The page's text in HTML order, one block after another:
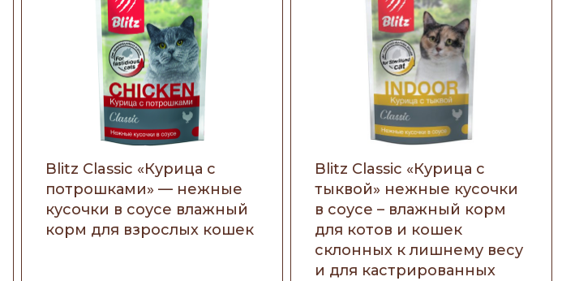
Blitz Classic «Курица с
потрошками» — нежные
кусочки в соусе влажный
корм для взрослых кошек
Blitz Classic «Курица с
тыквой» нежные кусочки
в соусе – влажный корм
для котов и кошек
склонных к лишнему весу
и для кастрированных